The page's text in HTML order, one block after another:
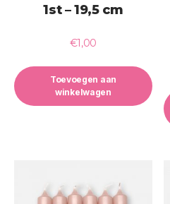
1st – 19,5 cm
€1,00
Toevoegen aan
winkelwagen